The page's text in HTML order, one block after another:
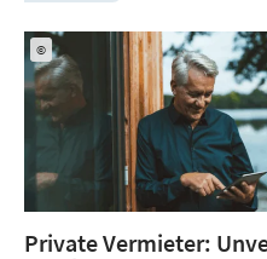
©
Private Vermieter: